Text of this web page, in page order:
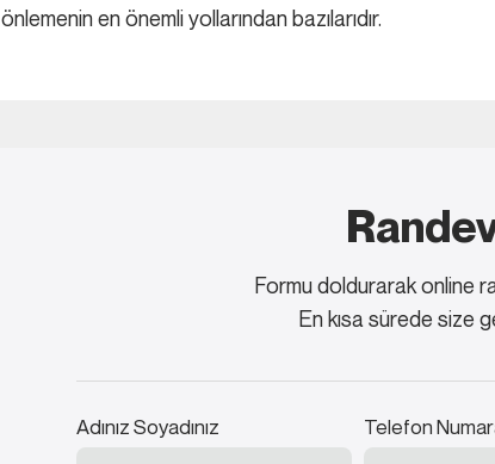
önlemenin en önemli yollarından bazılarıdır.
Formu doldurarak online
En kısa sürede size
Adınız Soyadınız Telefon